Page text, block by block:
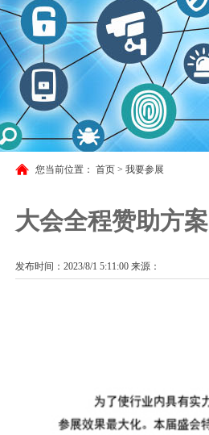
您当前位置： 首页 > 我要参展
大会全程赞助方案
发布时间：2023/8/1 5:11:00 来源：